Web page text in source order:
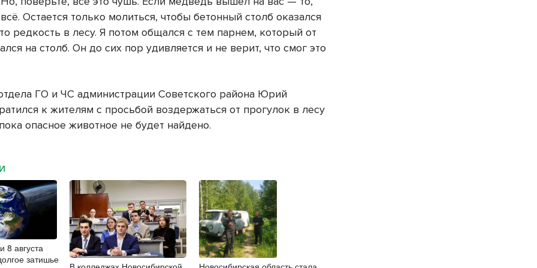
Остается только молиться, чтобы бетонный столб оказался
редкость в лесу. Я потом общался с тем парнем, который от
на столб. Он до сих пор удивляется и не верит, что смог это
ГО и ЧС администрации Советского района Юрий
к жителям с просьбой воздержаться от прогулок в лесу
опасное животное не будет найдено.
8 августа
затишье